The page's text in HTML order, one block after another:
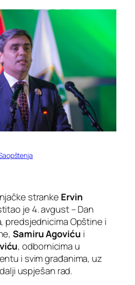
stranke Ervin
je 4. avgust – Dan
predsjednicima Opštine i
Samiru Agoviću i
, odbornicima u
i svim građanima, uz
uspješan rad.